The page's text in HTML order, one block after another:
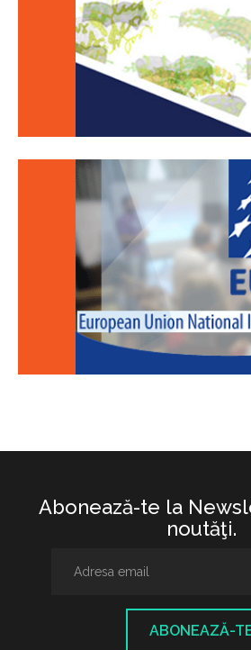
Abonează-te la
noutăţi.
ABONEAZĂ-